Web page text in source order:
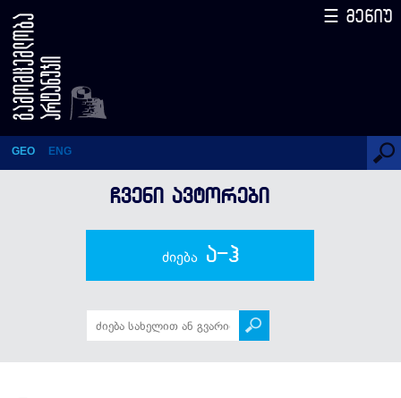
ივანე ამირხანაშვილი
GEO ENG
☰ მენიუ
ᲩᲕᲔᲜᲘ ᲐᲕᲢᲝᲠᲔᲑᲘ
ძიება ა-ჰ